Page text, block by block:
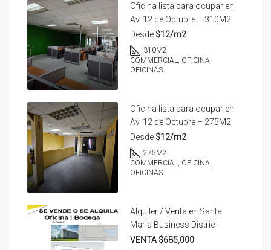
Oficina lista para ocupar en
Av. 12 de Octubre – 310M2
Desde $12/m2
310M2
COMMERCIAL, OFICINA,
OFICINAS
Oficina lista para ocupar en
Av. 12 de Octubre – 275M2
Desde $12/m2
275M2
COMMERCIAL, OFICINA,
OFICINAS
Alquiler / Venta en Santa
Maria Business Distric
VENTA $685,000